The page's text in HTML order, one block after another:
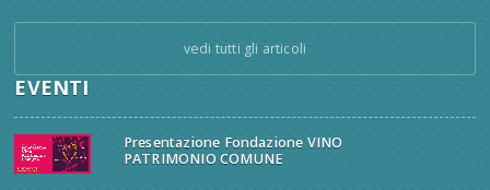
vedi tutti gli articoli
EVENTI
Presentazione Fondazione VINO
PATRIMONIO COMUNE